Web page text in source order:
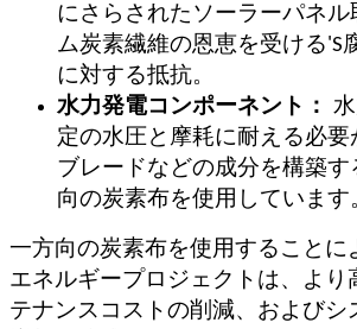
にさらされたソーラーパネル
ム炭素繊維の恩恵を受ける'S
に対する抵抗。
水力発電コンポーネント：
定の水圧と摩耗に耐える必要
ブレードなどの成分を構築
向の炭素布を使用しています
一方向の炭素布を使用することに
エネルギープロジェクトは、より
テナンスコストの削減、およびシ